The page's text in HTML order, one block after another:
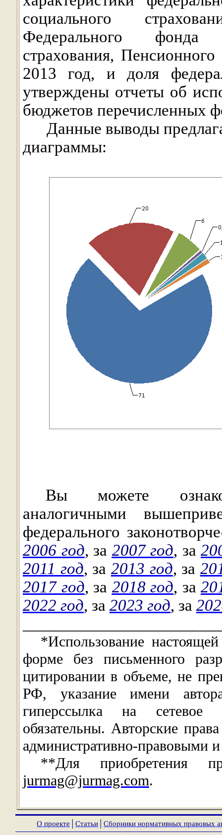
социального
Федерального фонда
страхования,
2013 год, и доля
утверждены отчеты об
бюджетов перечисленных
Данные выводы
диаграммы:
Вы можете
аналогичными
федерального
2006 год, за 2007 год, за
2011 год, за 2013 год, за
2017 год, за 2018 год, за
2022 год, за2023 год, за
*Использование
форме без письменного
цитировании в объеме, не
РФ, указание имени
гиперссылка на сетевое
обязательны. Авторские
административно-правовыми
**Для приобретения
jurmag@jurmag.com.
О проекте Статьи Сборники нормативных правовых